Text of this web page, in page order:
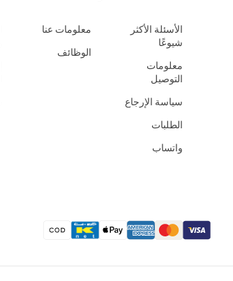
الأسئلة الأكثر
شيوعًا
معلومات
التوصيل
سياسة الإرجاع
الطلبات
واتساب
معلومات عنا
الوظائف